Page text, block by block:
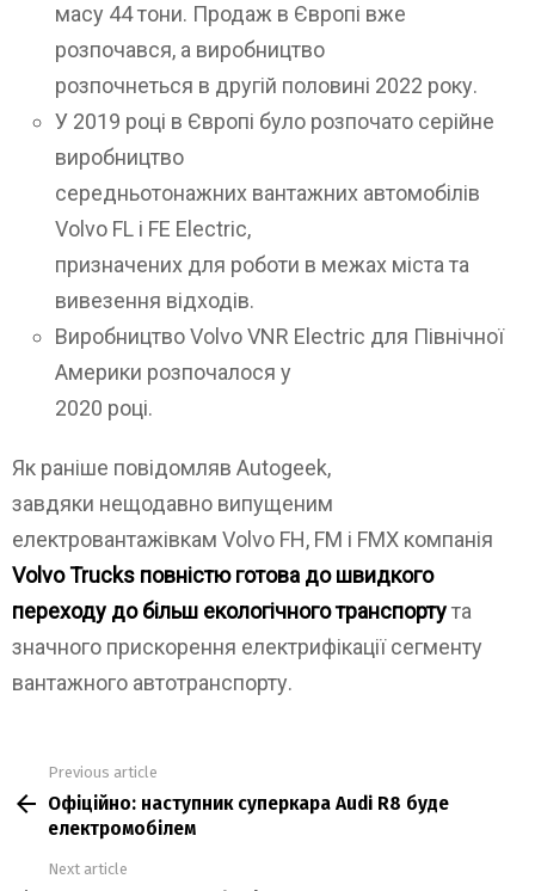
масу 44 тони. Продаж в Європі вже
розпочався, а виробництво
розпочнеться в другій половині 2022 року.
У 2019 році в Європі було розпочато серійне
виробництво
середньотонажних вантажних автомобілів
Volvo FL і FE Electric,
призначених для роботи в межах міста та
вивезення відходів.
Виробництво Volvo VNR Electric для Північної
Америки розпочалося у
2020 році.
Як раніше повідомляв Autogeek,
завдяки нещодавно випущеним
електровантажівкам Volvo FH, FM і FMX компанія
Volvo Trucks повністю готова до швидкого
переходу до більш екологічного транспортута
значного прискорення електрифікації сегменту
вантажного автотранспорту.
more
Previous article
Офіційно: наступник суперкара Audi R8 буде
електромобілем
Next article